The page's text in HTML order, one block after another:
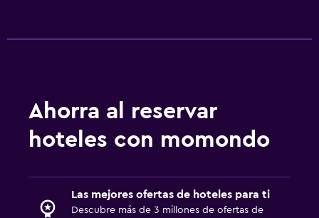
Ahorra al reservar
hoteles con momondo
Las mejores ofertas de hoteles para ti
Descubre más de 3 millones de ofertas de